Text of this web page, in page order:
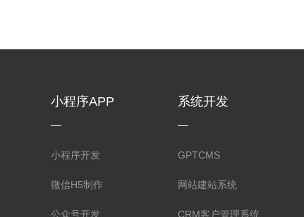
小程序APP
小程序开发
微信H5制作
公众号开发
系统开发
GPTCMS
网站建站系统
CRM客户管理系统